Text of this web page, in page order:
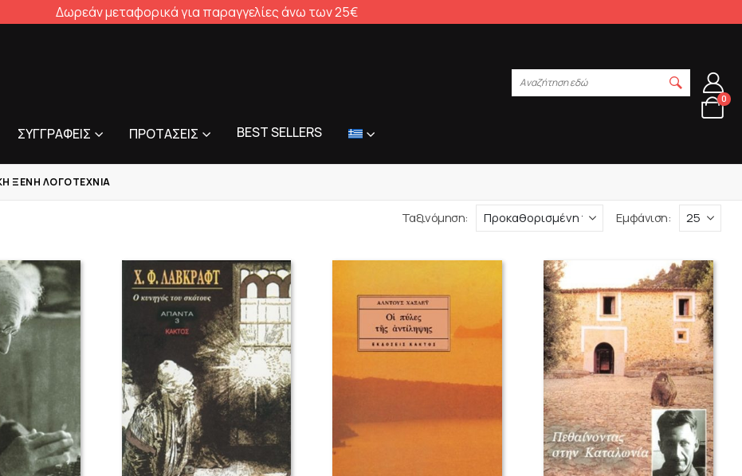
Δωρεάν μεταφορικά για παραγγελίες άνω των 25€
ΣΥΓΓΡΑΦΕΊΣ ΠΡΟΤΆΣΕΙΣ BEST SELLERS
Αναζήτηση εδώ
0
ΞΈΝΗ ΛΟΓΟΤΕΧΝΊΑ
Ταξινόμηση: Εμφάνιση: